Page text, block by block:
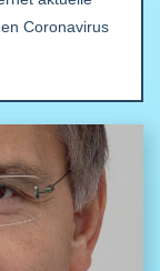
Coronavirus